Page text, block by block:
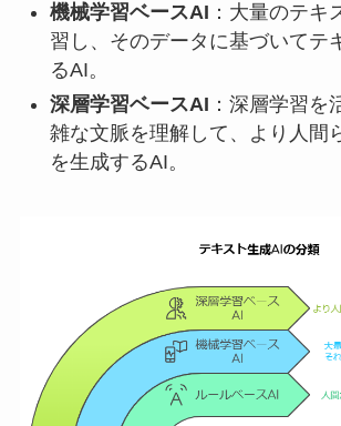
機械学習ベースAI ：大量のテキ
習し、そのデータに基づいてテ
るAI。
深層学習ベースAI ：深層学習を
雑な文脈を理解して、より人間
を生成するAI。